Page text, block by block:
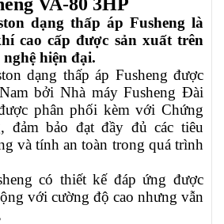
VA-80 3HP
dạng thấp áp Fusheng là
cao cấp được sản xuất trên
hiện đại.
dạng thấp áp Fusheng được
bởi Nhà máy Fusheng Đài
phân phối kèm với Chứng
đảm bảo đạt đầy đủ các tiêu
và tính an toàn trong quá trình
có thiết kế đáp ứng được
với cường độ cao nhưng vẫn